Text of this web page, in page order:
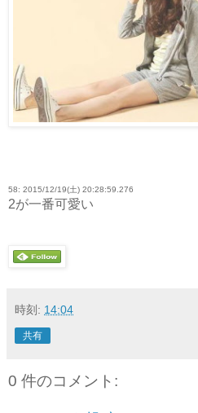
58: 2015/12/19(土) 20:28:59.276
2が一番可愛い
時刻: 14:04
共有
0 件のコメント: